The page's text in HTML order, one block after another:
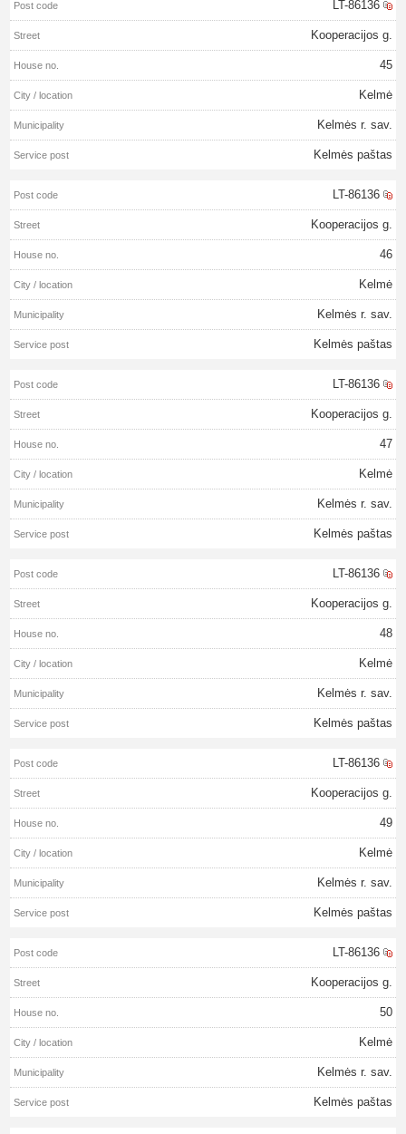
LT-86136
Kooperacijos g.
45
Kelmė
Kelmės r. sav.
Kelmės paštas
LT-86136
Kooperacijos g.
46
Kelmė
Kelmės r. sav.
Kelmės paštas
LT-86136
Kooperacijos g.
47
Kelmė
Kelmės r. sav.
Kelmės paštas
LT-86136
Kooperacijos g.
48
Kelmė
Kelmės r. sav.
Kelmės paštas
LT-86136
Kooperacijos g.
49
Kelmė
Kelmės r. sav.
Kelmės paštas
LT-86136
Kooperacijos g.
50
Kelmė
Kelmės r. sav.
Kelmės paštas